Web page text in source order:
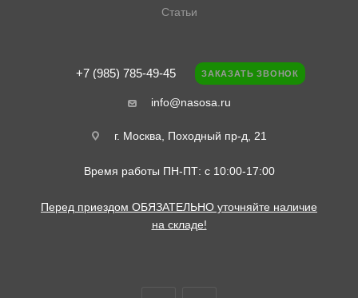
Статьи
+7 (985) 785-49-45 ЗАКАЗАТЬ ЗВОНОК
info@nasosa.ru
г. Москва, Походный пр-д, 21
Время работы ПН-ПТ: с 10:00-17:00
Перед приездом ОБЯЗАТЕЛЬНО уточняйте наличие
на складе!